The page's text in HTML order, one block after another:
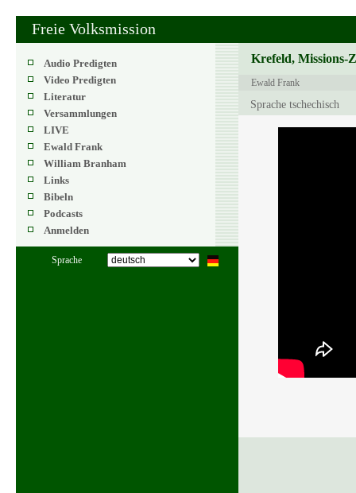
Freie Volksmission
Audio Predigten
Video Predigten
Literatur
Versammlungen
LIVE
Ewald Frank
William Branham
Links
Bibeln
Podcasts
Anmelden
Sprache
Krefeld, Missions-
Ewald Frank
Sprache tschechisch